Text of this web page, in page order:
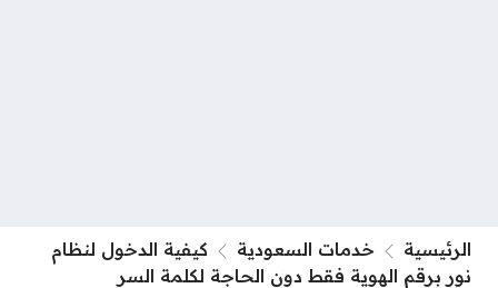
الرئيسية خدمات السعودية
كيفية الدخول لنظام
نور برقم الهوية فقط دون الحاجة لكلمة السر